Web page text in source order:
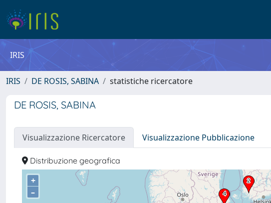
IRIS
IRIS DE ROSIS, SABINA statistiche ricercatore
DE ROSIS, SABINA
Visualizzazione Ricercatore Visualizzazione Pubblicazione
Distribuzione geografica
+
–